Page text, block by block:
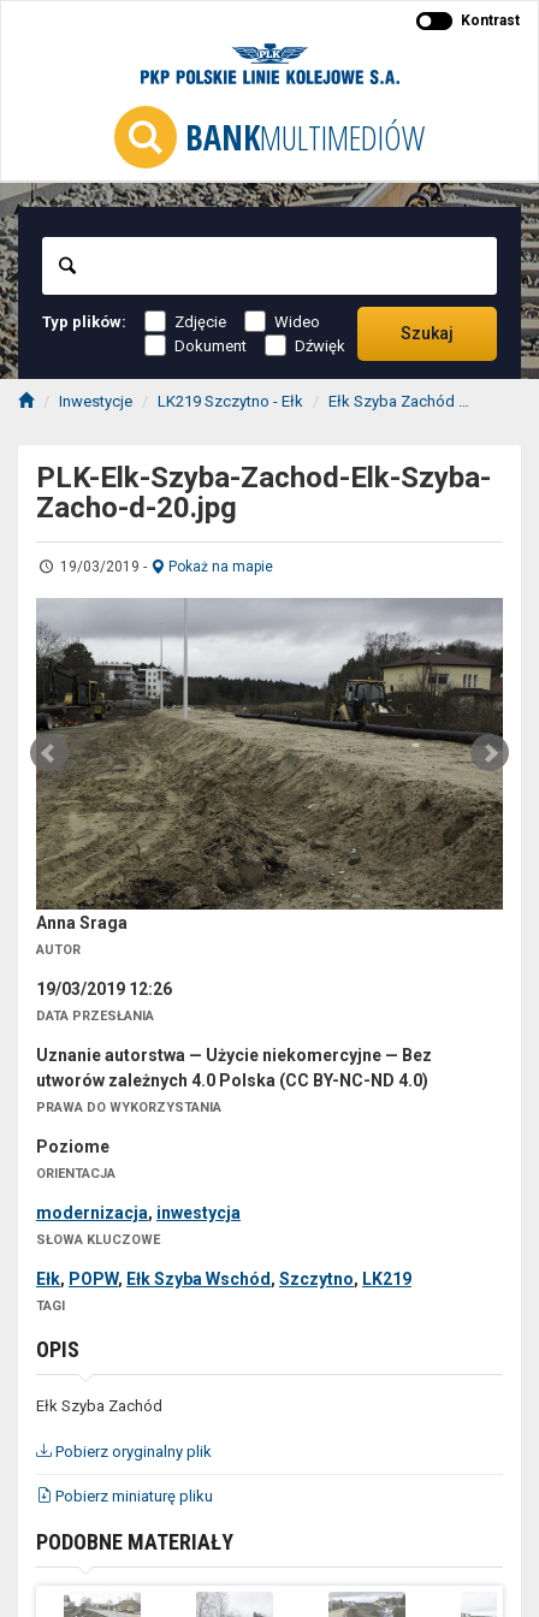
BANKMULTIMEDIÓW
Kontrast
Typ plików: Zdjęcie
Wideo
Dokument
Dźwięk
Szukaj
Inwestycje LK219 Szczytno - Ełk Ełk Szyba Zachód
PLK-Elk-Szyba-Zachod-Elk-Szyba-
Zacho-d-20.jpg
19/03/2019 - Pokaż na mapie
Anna Sraga
AUTOR
19/03/2019 12:26
DATA PRZESŁANIA
Uznanie autorstwa — Użycie niekomercyjne — Bez
utworów zależnych 4.0 Polska (CC BY-NC-ND 4.0)
PRAWA DO WYKORZYSTANIA
Poziome
ORIENTACJA
modernizacja, inwestycja
SŁOWA KLUCZOWE
Ełk, POPW, Ełk Szyba Wschód , Szczytno, LK219
TAGI
OPIS
Ełk Szyba Zachód
Pobierz oryginalny plik
Pobierz miniaturę pliku
PODOBNE MATERIAŁY